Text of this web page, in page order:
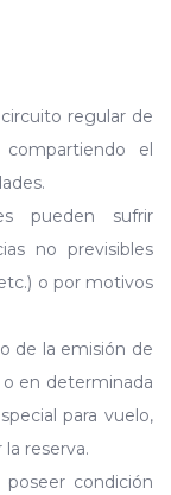
regular de
compartiendo el
pueden sufrir
no previsibles
o por motivos
de la emisión de
en determinada
para vuelo,
reserva.
poseer condición